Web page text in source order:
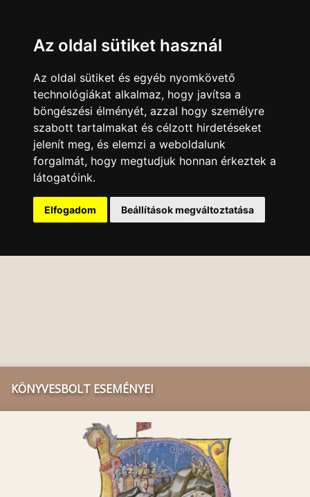
Az oldal sütiket használ
Az oldal sütiket és egyéb nyomkövető
technológiákat alkalmaz, hogy javítsa a
böngészési élményét, azzal hogy személyre
szabott tartalmakat és célzott hirdetéseket
jelenít meg, és elemzi a weboldalunk
forgalmát, hogy megtudjuk honnan érkeztek a
látogatóink.
Elfogadom Beállítások megváltoztatása
KÖNYVESBOLT ESEMÉNYEI